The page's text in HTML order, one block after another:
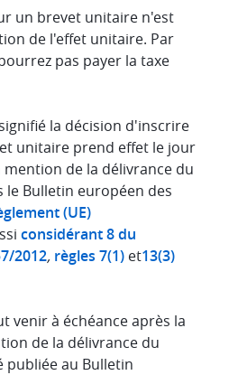
un brevet unitaire n'est
de l'effet unitaire. Par
pas payer la taxe
la décision d'inscrire
unitaire prend effet le jour
de la délivrance du
Bulletin européen des
(UE)
considérant 8 du
2012, règles 7(1) et13(3)
venir à échéance après la
de la délivrance du
publiée au Bulletin